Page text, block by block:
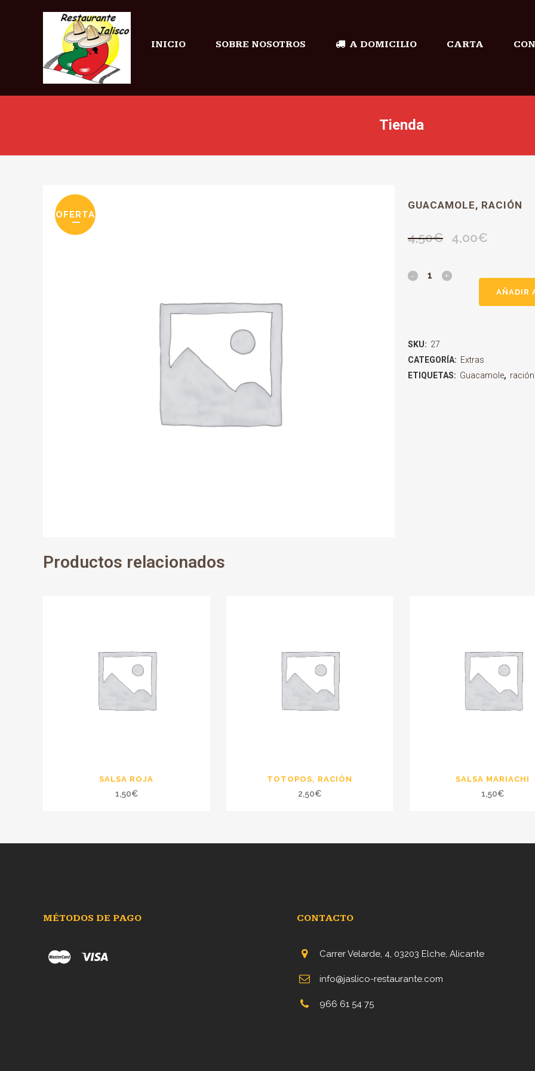
INICIO SOBRE NOSOTROS A DOMICILIO CARTA
Tienda
OFERTA
GUACAMOLE, RACIÓN
4,50€
El
4,00€
AÑADIR
SKU: 27
CATEGORÍA: Extras
ETIQUETAS: Guacamole, ración
Productos relacionados
SALSA ROJA
1,50€
TOTOPOS, RACIÓN
2,50€
SALSA MARIACHI
1,50€
MÉTODOS DE PAGO CONTACTO
Carrer Velarde, 4, 03203 Elche, Alicante
info@jaslico-restaurante.com
966 61 54 75